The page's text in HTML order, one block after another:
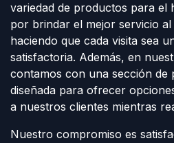
variedad de productos para el
por brindar el mejor servicio
haciendo que cada visita sea
satisfactoria. Además, en
contamos con una sección de
diseñada para ofrecer
a nuestros clientes mientras
Nuestro compromiso es